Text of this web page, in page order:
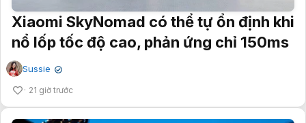
Xiaomi SkyNomad có thể tự ổn định khi
nổ lốp tốc độ cao, phản ứng chỉ 150ms
Sussie ✔
21 giờ trước